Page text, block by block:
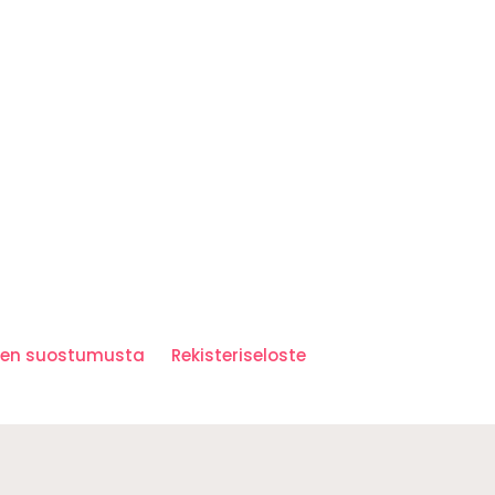
suostumusta Rekisteriseloste